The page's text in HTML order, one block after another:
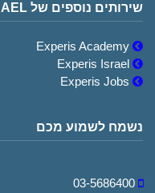
שירותים נוספים של EXPERIS ISRAEL
נשמח לשמוע מכם
03-5686400